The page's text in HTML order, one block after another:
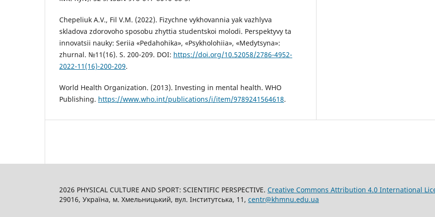
Chepeliuk A.V., Fil V.M. (2022). Fizychne vykhovannia yak vazhlyva
skladova zdorovoho sposobu zhyttia studentskoi molodi. Perspektyvy ta
innovatsii nauky: Seriia «Pedahohika», «Psykholohiia», «Medytsyna»:
zhurnal. №11(16). S. 200-209. DOI: https://doi.org/10.52058/2786-4952-
2022-11(16)-200-209.
World Health Organization. (2013). Investing in mental health. WHO
Publishing. https://www.who.int/publications/i/item/9789241564618.
2026 PHYSICAL CULTURE AND SPORT: SCIENTIFIC PERSPECTIVE. Creative Commons Attribution 4.0 International
29016, Україна, м. Хмельницький, вул. Інститутська, 11, centr@khmnu.edu.ua